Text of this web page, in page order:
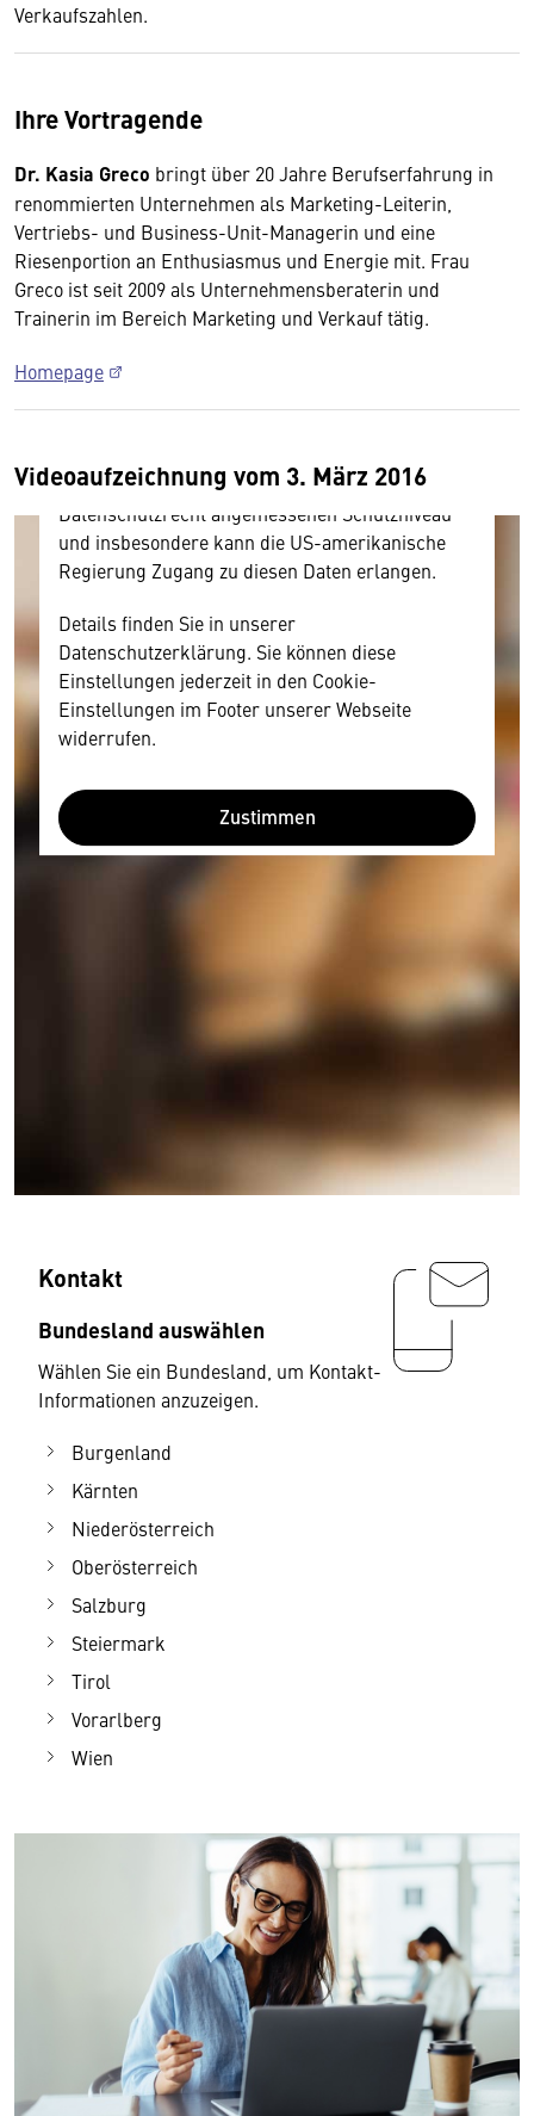
Verkaufszahlen.
Ihre Vortragende
Dr. Kasia Greco bringt über 20 Jahre Berufserfahrung in
renommierten Unternehmen als Marketing-Leiterin,
Vertriebs- und Business-Unit-Managerin und eine
Riesenportion an Enthusiasmus und Energie mit. Frau
Greco ist seit 2009 als Unternehmensberaterin und
Trainerin im Bereich Marketing und Verkauf tätig.
Homepage
Videoaufzeichnung vom 3. März 2016
Wir benötigen Ihre Zustimmung
Hier würden wir Ihnen gerne einen externen
Ihre Zustimmung, da Ihr Browser
Diese Daten unterliegen keinem dem EU-
Datenschutzrecht angemessenen Schutzniveau
und insbesondere kann die US-amerikanische
Regierung Zugang zu diesen Daten erlangen.
Details finden Sie in unserer
Datenschutzerklärung. Sie können diese
Einstellungen jederzeit in den Cookie-
Einstellungen im Footer unserer Webseite
widerrufen.
Zustimmen
Kontakt
Bundesland auswählen
Wählen Sie ein Bundesland, um Kontakt-
Informationen anzuzeigen.
Burgenland
Kärnten
Niederösterreich
Oberösterreich
Salzburg
Steiermark
Tirol
Vorarlberg
Wien